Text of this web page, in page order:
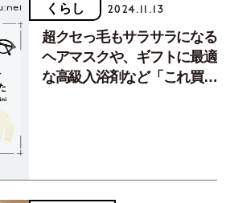
くらし 2024.11.13
超クセっ毛もサラサラになる
ヘアマスクや、ギフトに最適
な高級入浴剤など「これ買っ